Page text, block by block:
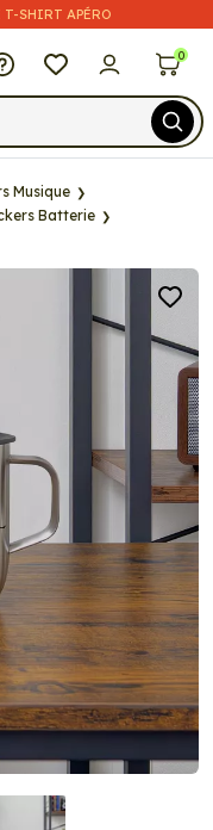
SHIRT APÉRO
0
Musique
Batterie